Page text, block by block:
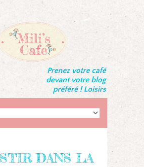
Prenez votre café
devant votre blog
préféré ! Loisirs
DANS LA